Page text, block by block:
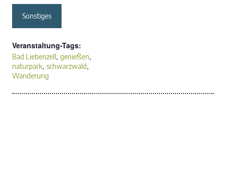
Sonstiges
Veranstaltung-Tags:
Bad Liebenzell, genießen,
naturpark, schwarzwald,
Wanderung